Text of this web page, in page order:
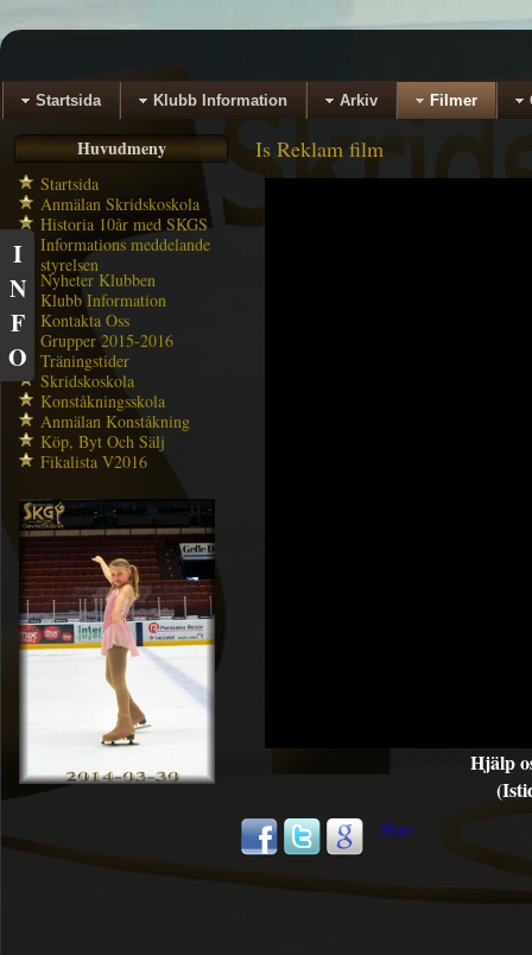
Startsida Klubb Information Arkiv Filmer
Huvudmeny
Startsida
Anmälan Skridskoskola
Historia 10år med SKGS
Informations meddelande
styrelsen
Nyheter Klubben
Klubb Information
Kontakta Oss
Grupper 2015-2016
Träningstider
Skridskoskola
Konståkningsskola
Anmälan Konståkning
Köp, Byt Och Sälj
Fikalista V2016
Is Reklam film
Hjälp
Share
I
N
F
O